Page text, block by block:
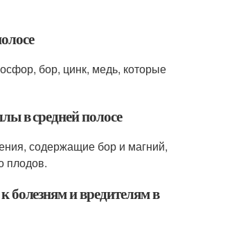
бор, цинк, медь, которые
в средней полосе
содержащие бор и магний,
плодов.
болезням и вредителям в